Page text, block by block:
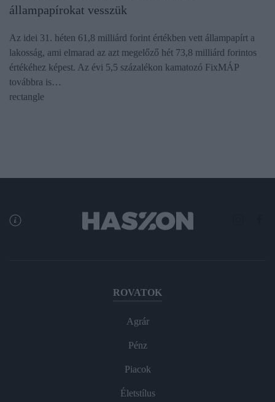
állampapírokat vesszük
Az idei 31. héten 61,8 milliárd forint értékben vett állampapírt a
lakosság, ami elmarad az azt megelőző hét 73,8 milliárd forintos
értékéhez képest. Az évi 5,5 százalékon kamatozó FixMÁP
továbbra is…
rectangle
ROVATOK
Agrár
Pénz
Piacok
Életstílus